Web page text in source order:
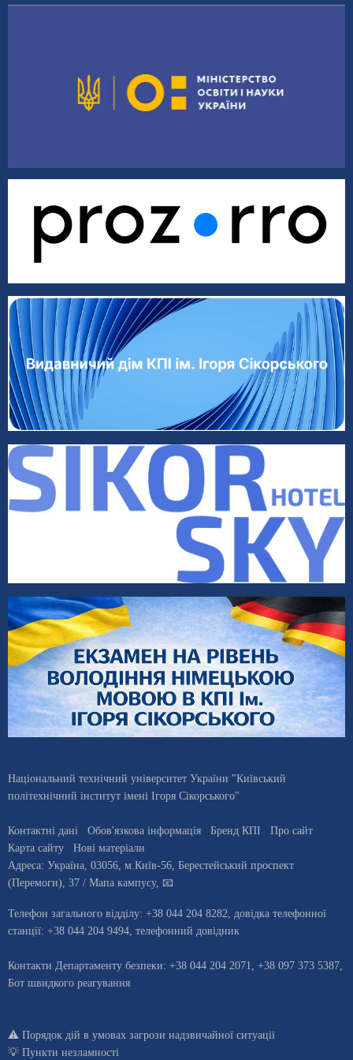
Національний технічний університет України "Київський
політехнічний інститут імені Ігоря Сікорського"
Контактні дані Обов'язкова інформація Бренд КПІ
Про сайт
Карта сайту
Нові матеріали
Адреса: Україна 03056 , м. Київ-56, Берестейський проспект
(Перемоги), 37 / Мапа кампусу, 📧
Телефон загального відділу: +38 044 204 8282 , довiдка телефонної
станцiї: +38 044 204 9494 телефонний довідник
Контакти Департаменту безпеки: +38 044 204 2071, +38 097 373 5387,
Бот швидкого реагування
⚠️ Порядок дій в умовах загрози надзвичайної ситуації
💡 Пункти незламності